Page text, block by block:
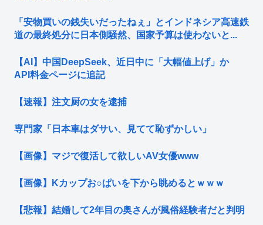
「安物買いの銭失いだったねぇ」とインドネシア高速鉄
道の最終処分に日本側騒然、国家予算は使わないと...
【AI】中国DeepSeek、近日中に「大幅値上げ」か
API料金ページに追記
【速報】注文厨の女を逮捕
専門家「日本車はダサい、見てて恥ずかしい」
【画像】マジで復活して欲しいAV女優www
【画像】Kカップお○ぱいを下から眺めるとｗｗｗ
【悲報】結婚して2年目の奥さんが風俗経験者だと判明